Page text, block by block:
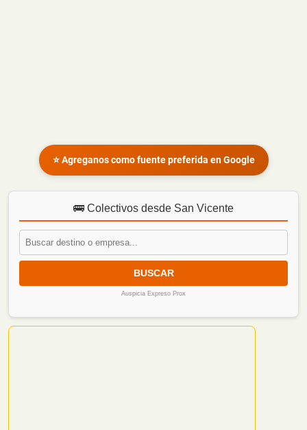
⭐ Agreganos como fuente preferida en Google
🚌 Colectivos desde San Vicente
BUSCAR
Auspicia Expreso Prox